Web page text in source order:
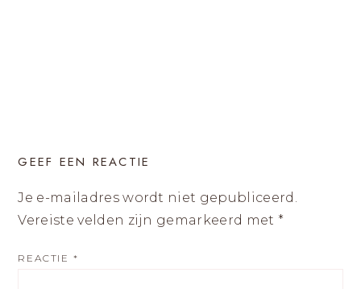
GEEF EEN REACTIE
Je e-mailadres wordt niet gepubliceerd.
Vereiste velden zijn gemarkeerd met *
REACTIE *